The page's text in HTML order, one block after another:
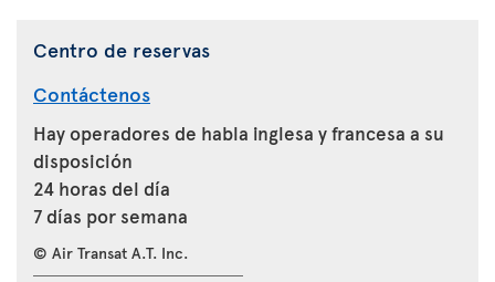
Centro de reservas
Contáctenos
Hay operadores de habla inglesa y francesa a su
disposición
24 horas del día
7 días por semana
© Air Transat A.T. Inc.